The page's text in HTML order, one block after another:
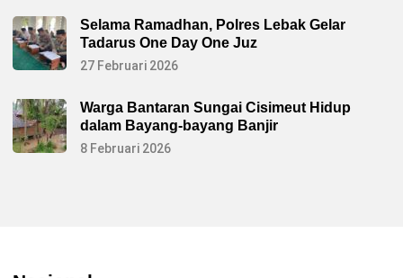
Selama Ramadhan, Polres Lebak Gelar
Tadarus One Day One Juz
27 Februari 2026
Warga Bantaran Sungai Cisimeut Hidup
dalam Bayang-bayang Banjir
8 Februari 2026